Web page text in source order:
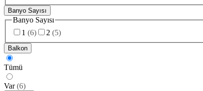
Banyo Sayısı
Banyo Sayısı
1 (6) 2 (5)
Balkon
Tümü
Var (6)